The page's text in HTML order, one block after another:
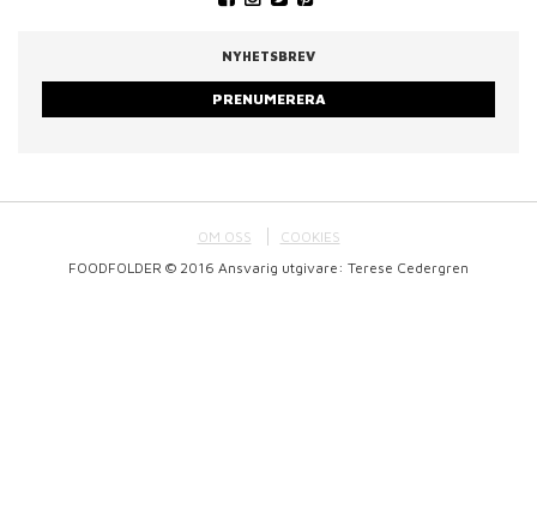
NYHETSBREV
PRENUMERERA
OM OSS
COOKIES
FOODFOLDER © 2016 Ansvarig utgivare: Terese Cedergren